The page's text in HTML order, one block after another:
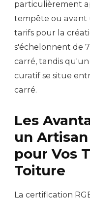
particulièrement
tempête ou avant
tarifs pour la
s'échelonnent de
carré, tandis
curatif se situe
carré.
Les
un Artisan
pour Vos
Toiture
La certification